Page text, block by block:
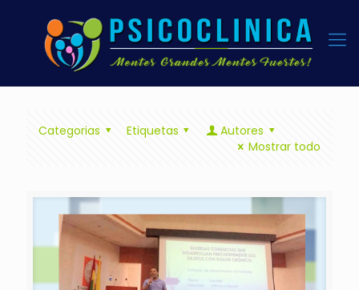
Categorias Etiquetas
Autores
Mostrar todo